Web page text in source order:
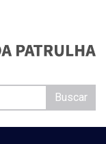
Buscar